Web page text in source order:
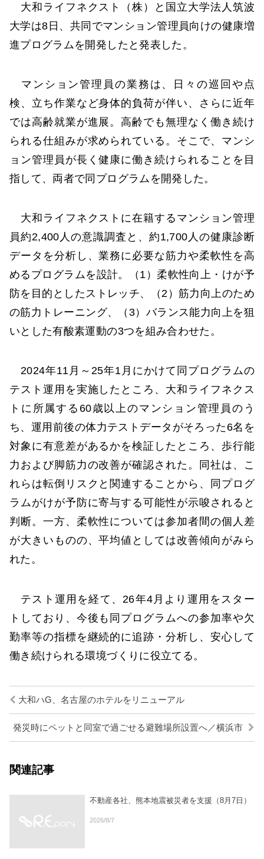
大和ライフネクスト（株）と国立大学法人筑波
大学は8日、共同でマンション管理員向けの健康増
進プログラムを開発したと発表した。
マンション管理員の業務は、日々の巡回や点
検、立ち作業など身体的負荷が伴い、さらに近年
では高齢就業が進展。高齢でも無理なく働き続け
られる仕組みが求められている。そこで、マンシ
ョン管理員が長く健康に働き続けられることを目
指して、両者で同プログラムを開発した。
大和ライフネクストに在籍するマンション管理
員約2,400人の意識調査と、約1,700人の健康診断
データを分析し、業務に必要な筋力や柔軟性を高
めるプログラムを設計。（1）柔軟性向上・けが予
防を目的としたストレッチ、（2）筋力向上のため
の筋力トレーニング、（3）バランス能力向上を狙
いとした有酸素運動の3つを組み合わせた。
2024年11月～25年1月にかけて同プログラムの
テスト運用を実施したところ、大和ライフネクス
トに所属する60歳以上のマンション管理員のう
ち、運用前後の体力テストデータがそろった6名を
対象に有意差があるかを検証したところ、歩行能
力および脚筋力の改善が確認された。同社は、こ
れらは転倒リスクと関連することから、同プログ
ラムがけが予防に寄与する可能性が示唆されると
判断。一方、柔軟性については参加者間の個人差
が大きいものの、平均値としては改善傾向がみら
れた。
テスト運用を経て、26年4月より運用をスター
トしており、今後も同プログラムへの参加率や欠
勤率等の指標を継続的に追跡・分析し、安心して
働き続けられる環境づくりに役立てる。
大和ハG、名古屋のホテルをリニューアル
発災時にペットと同室で過ごせる避難場所設置へ／横浜市
関連記事
不動産各社、熊本地震被災者を支援（8月7日）
2026/8/7